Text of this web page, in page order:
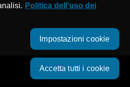
Privacy Policy Cookie Settings
Politica dell’uso dei
Impostazioni cookie
Accetta tutti i cookie